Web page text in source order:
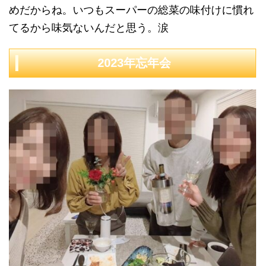
めだからね。いつもスーパーの総菜の味付けに慣れ
てるから味気ないんだと思う。涙
2023年忘年会